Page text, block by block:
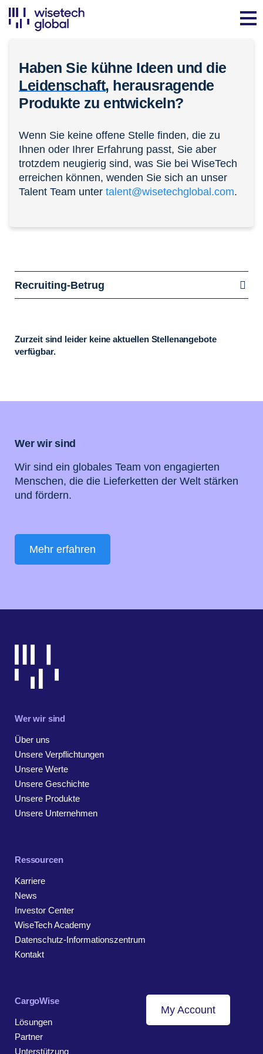
Haben Sie kühne Ideen und die
Leidenschaft, herausragende
Produkte zu entwickeln?
Wenn Sie keine offene Stelle finden, die zu
Ihnen oder Ihrer Erfahrung passt, Sie aber
trotzdem neugierig sind, was Sie bei WiseTech
erreichen können, wenden Sie sich an unser
Talent Team unter talent@wisetechglobal.com.
Recruiting-Betrug
Zurzeit sind leider keine aktuellen Stellenangebote
verfügbar.
Wer wir sind
Wir sind ein globales Team von engagierten
Menschen, die die Lieferketten der Welt stärken
und fördern.
Mehr erfahren
Wer wir sind
Über uns
Unsere Verpflichtungen
Unsere Werte
Unsere Geschichte
Unsere Produkte
Unsere Unternehmen
Ressourcen
Karriere
News
Investor Center
WiseTech Academy
Datenschutz-Informationszentrum
Kontakt
CargoWise
Lösungen
Partner
Unterstützung
My Account